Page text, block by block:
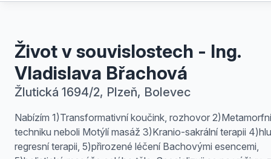
Život v souvislostech - Ing.
Vladislava Břachová
Žlutická 1694/2, Plzeň, Bolevec
Nabízím 1)Transformativní koučink, rozhovor 2)Metamorfní
techniku neboli Motýlí masáž 3)Kranio-sakrální terapii
regresní terapii, 5)přirozené léčení Bachovými esencemi,